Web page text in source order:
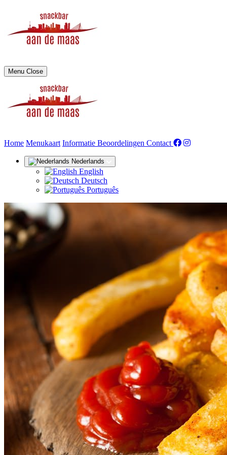
Menu Close
Home Menukaart Informatie Beoordelingen Contact (huidige)
Nederlands
English
Deutsch
Português